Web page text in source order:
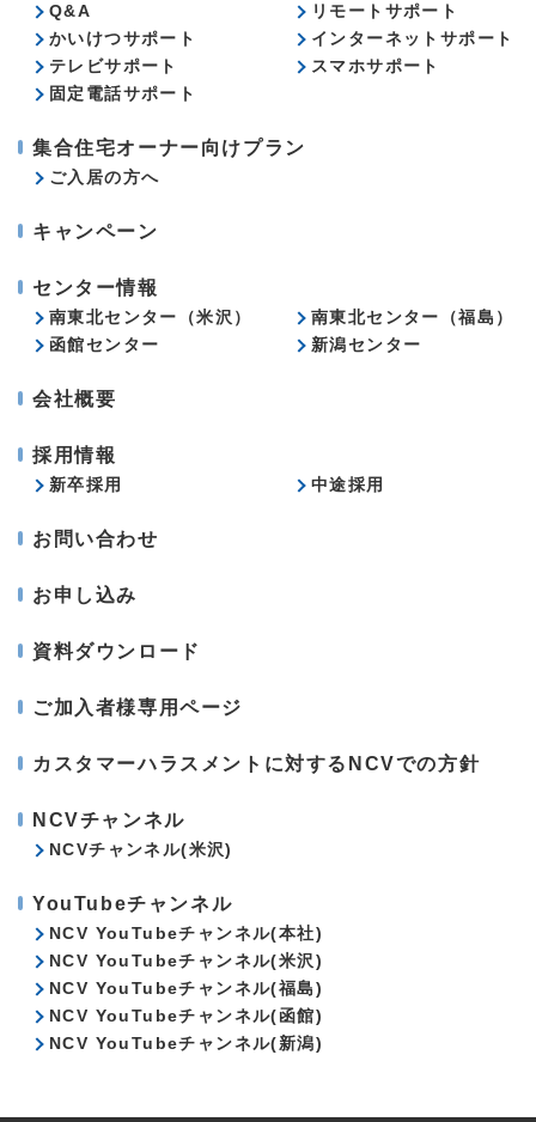
Q&A
リモートサポート
かいけつサポート
インターネットサポート
テレビサポート
スマホサポート
固定電話サポート
集合住宅オーナー向けプラン
ご入居の方へ
キャンペーン
センター情報
南東北センター（米沢）
南東北センター（福島）
函館センター
新潟センター
会社概要
採用情報
新卒採用 中途採用
お問い合わせ
お申し込み
資料ダウンロード
ご加入者様専用ページ
カスタマーハラスメントに対するNCVでの方針
NCVチャンネル
NCVチャンネル(米沢)
YouTubeチャンネル
NCV YouTubeチャンネル(本社)
NCV YouTubeチャンネル(米沢)
NCV YouTubeチャンネル(福島)
NCV YouTubeチャンネル(函館)
NCV YouTubeチャンネル(新潟)